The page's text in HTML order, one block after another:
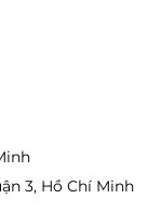
3, Hồ Chí Minh